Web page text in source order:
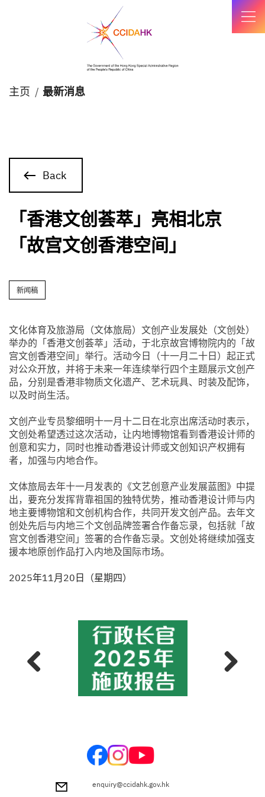
主页 / 最新消息
Back
「香港文创荟萃」亮相北京
「故宫文创香港空间」
新闻稿
​文化体育及旅游局（文体旅局）文创产业发展处（文创处）
举办的「香港文创荟萃」活动，于北京故宫博物院内的「故
宫文创香港空间」举行。活动今日（十一月二十日）起正式
对公众开放，并将于未来一年连续举行四个主题展示文创产
品，分别是香港非物质文化遗产、艺术玩具、时装及配饰，
以及时尚生活。
文创产业专员黎细明十一月十二日在北京出席活动时表示，
文创处希望透过这次活动，让内地博物馆看到香港设计师的
创意和实力，同时也推动香港设计师或文创知识产权拥有
者，加强与内地合作。
文体旅局去年十一月发表的《文艺创意产业发展蓝图》中提
出，要充分发挥背靠祖国的独特优势，推动香港设计师与内
地主要博物馆和文创机构合作，共同开发文创产品。去年文
创处先后与内地三个文创品牌签署合作备忘录，包括就「故
宫文创香港空间」签署的合作备忘录。文创处将继续加强支
援本地原创作品打入内地及国际市场。
2025年11月20日（星期四）
enquiry@ccidahk.gov.hk